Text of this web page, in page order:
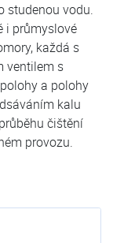
studenou vodu.
i průmyslové
každá s
ventilem s
a polohy
kalu
čištění
provozu.